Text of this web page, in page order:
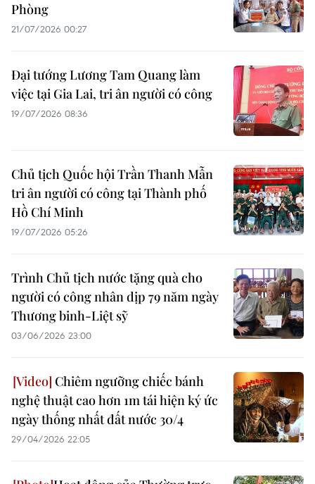
Phòng
21/07/2026 00:27
Đại tướng Lương Tam Quang làm
việc tại Gia Lai, tri ân người có công
19/07/2026 08:36
Chủ tịch Quốc hội Trần Thanh Mẫn
tri ân người có công tại Thành phố
Hồ Chí Minh
19/07/2026 05:26
Trình Chủ tịch nước tặng quà cho
người có công nhân dịp 79 năm ngày
Thương binh-Liệt sỹ
03/06/2026 23:00
Chiêm ngưỡng chiếc bánh
nghệ thuật cao hơn 1m tái hiện ký ức
ngày thống nhất đất nước 30/4
29/04/2026 22:05